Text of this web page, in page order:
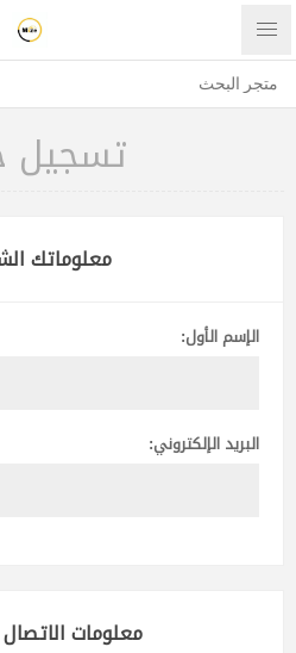
تسجيل
معلوماتك
الإسم الأول:
البريد الإلكتروني:
معلومات